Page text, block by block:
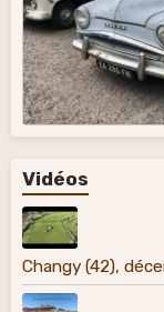
Vidéos
Changy (42),